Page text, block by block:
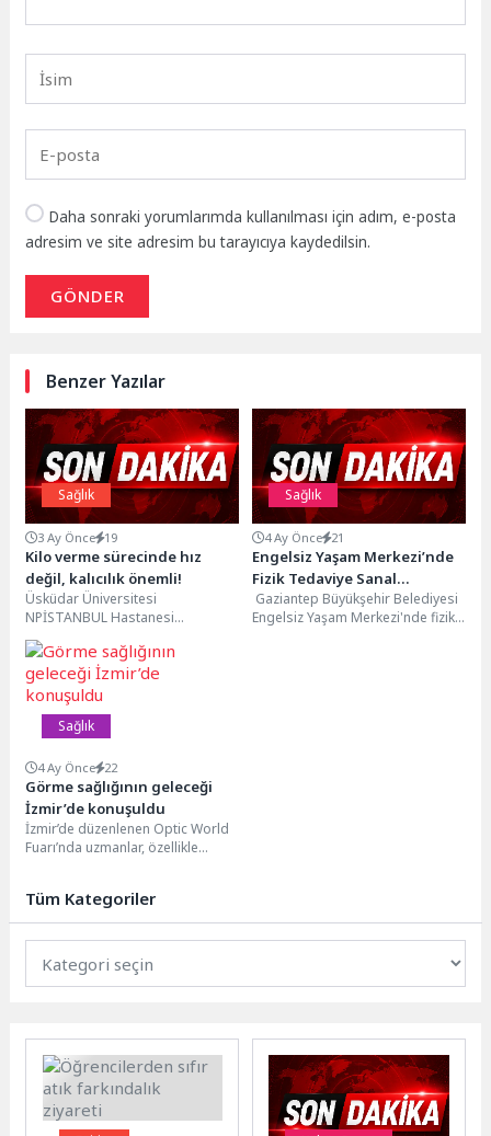
Daha sonraki yorumlarımda kullanılması için adım, e-posta
adresim ve site adresim bu tarayıcıya kaydedilsin.
GÖNDER
Benzer Yazılar
Sağlık
3 Ay Önce 19
Kilo verme sürecinde hız
değil, kalıcılık önemli!
Üsküdar Üniversitesi
NPİSTANBUL Hastanesi
Beslenme ve Diyet Uzmanı Hülya
Yiğit İspiroğlu, kilo verme
girişimlerinde yapılan...
Sağlık
4 Ay Önce 21
Engelsiz Yaşam Merkezi’nde
Fizik Tedaviye Sanal
Gerçeklik Desteği
Gaziantep Büyükşehir Belediyesi
Engelsiz Yaşam Merkezi'nde fizik
Sağlık
4 Ay Önce 22
Görme sağlığının geleceği
İzmir’de konuşuldu
İzmir’de düzenlenen Optic World
Fuarı’nda uzmanlar, özellikle
Tüm Kategoriler